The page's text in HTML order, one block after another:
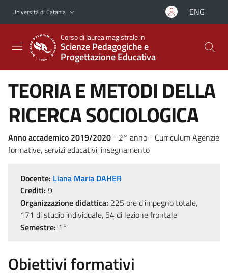
Vai al contenuto principale
Vai al menu di navigazione
Università di Catania ENG
Corso di laurea magistrale in
Scienze Pedagogiche e
Progettazione Educativa
TEORIA E METODI DELLA
RICERCA SOCIOLOGICA
Anno accademico 2019/2020 - 2° anno - Curriculum Agenzie
formative, servizi educativi, insegnamento
Docente: Liana Maria DAHER
Crediti: 9
Organizzazione didattica: 225 ore d'impegno totale,
171 di studio individuale, 54 di lezione frontale
Semestre: 1°
Obiettivi formativi